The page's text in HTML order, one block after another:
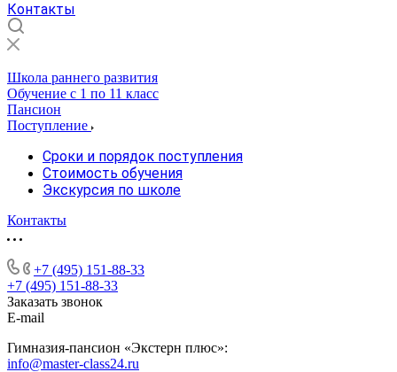
Контакты
Школа раннего развития
Обучение с 1 по 11 класс
Пансион
Поступление
Сроки и порядок поступления
Стоимость обучения
Экскурсия по школе
Контакты
+7 (495) 151-88-33
+7 (495) 151-88-33
Заказать звонок
E-mail
Гимназия-пансион «Экстерн плюс»:
info@master-class24.ru